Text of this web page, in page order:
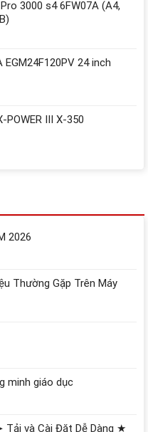
3000 s4 6FW07A (A4,
EGM24F120PV 24 inch
POWER III X-350
2026
Thường Gặp Trên Máy
minh giáo dục
Tải và Cài Đặt Dễ Dàng ★